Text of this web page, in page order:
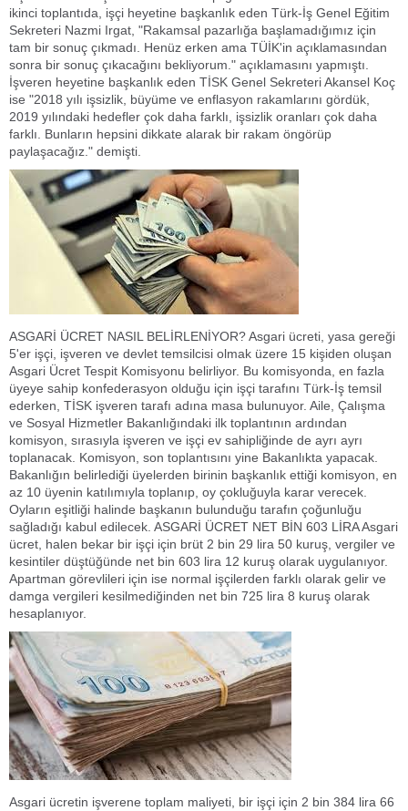
ikinci toplantıda, işçi heyetine başkanlık eden Türk-İş Genel Eğitim
Sekreteri Nazmi Irgat, "Rakamsal pazarlığa başlamadığımız için
tam bir sonuç çıkmadı. Henüz erken ama TÜİK'in açıklamasından
sonra bir sonuç çıkacağını bekliyorum." açıklamasını yapmıştı.
İşveren heyetine başkanlık eden TİSK Genel Sekreteri Akansel Koç
ise "2018 yılı işsizlik, büyüme ve enflasyon rakamlarını gördük,
2019 yılındaki hedefler çok daha farklı, işsizlik oranları çok daha
farklı. Bunların hepsini dikkate alarak bir rakam öngörüp
paylaşacağız." demişti.
ASGARİ ÜCRET NASIL BELİRLENİYOR? Asgari ücreti, yasa gereği
5'er işçi, işveren ve devlet temsilcisi olmak üzere 15 kişiden oluşan
Asgari Ücret Tespit Komisyonu belirliyor. Bu komisyonda, en fazla
üyeye sahip konfederasyon olduğu için işçi tarafını Türk-İş temsil
ederken, TİSK işveren tarafı adına masa bulunuyor. Aile, Çalışma
ve Sosyal Hizmetler Bakanlığındaki ilk toplantının ardından
komisyon, sırasıyla işveren ve işçi ev sahipliğinde de ayrı ayrı
toplanacak. Komisyon, son toplantısını yine Bakanlıkta yapacak.
Bakanlığın belirlediği üyelerden birinin başkanlık ettiği komisyon, en
az 10 üyenin katılımıyla toplanıp, oy çokluğuyla karar verecek.
Oyların eşitliği halinde başkanın bulunduğu tarafın çoğunluğu
sağladığı kabul edilecek. ASGARİ ÜCRET NET BİN 603 LİRA Asgari
ücret, halen bekar bir işçi için brüt 2 bin 29 lira 50 kuruş, vergiler ve
kesintiler düştüğünde net bin 603 lira 12 kuruş olarak uygulanıyor.
Apartman görevlileri için ise normal işçilerden farklı olarak gelir ve
damga vergileri kesilmediğinden net bin 725 lira 8 kuruş olarak
hesaplanıyor.
Asgari ücretin işverene toplam maliyeti, bir işçi için 2 bin 384 lira 66